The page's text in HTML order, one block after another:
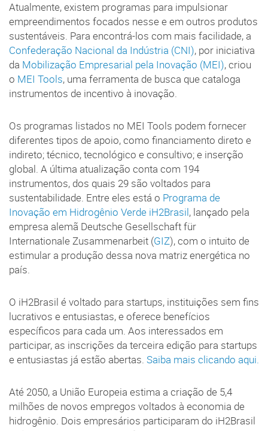
Atualmente, existem programas para impulsionar
empreendimentos focados nesse e em outros produtos
sustentáveis. Para encontrá-los com mais facilidade, a
Confederação Nacional da Indústria (CNI), por iniciativa
da Mobilização Empresarial pela Inovação (MEI), criou
o MEI Tools, uma ferramenta de busca que cataloga
instrumentos de incentivo à inovação.
Os programas listados no MEI Tools podem fornecer
diferentes tipos de apoio, como financiamento direto e
indireto; técnico, tecnológico e consultivo; e inserção
global. A última atualização conta com 194
instrumentos, dos quais 29 são voltados para
sustentabilidade. Entre eles está o Programa de
Inovação em Hidrogênio Verde iH2Brasil, lançado pela
empresa alemã Deutsche Gesellschaft für
Internationale Zusammenarbeit (GIZ), com o intuito de
estimular a produção dessa nova matriz energética no
país.
O iH2Brasil é voltado para startups, instituições sem fins
lucrativos e entusiastas, e oferece benefícios
específicos para cada um. Aos interessados em
participar, as inscrições da terceira edição para startups
e entusiastas já estão abertas. Saiba mais clicando aqui.
Até 2050, a União Europeia estima a criação de 5,4
milhões de novos empregos voltados à economia de
hidrogênio. Dois empresários participaram do iH2Brasil